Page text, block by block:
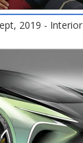
2019 - Interior